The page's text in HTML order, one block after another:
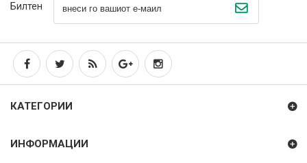
Билтен
КАТЕГОРИИ
ИНФОРМАЦИИ